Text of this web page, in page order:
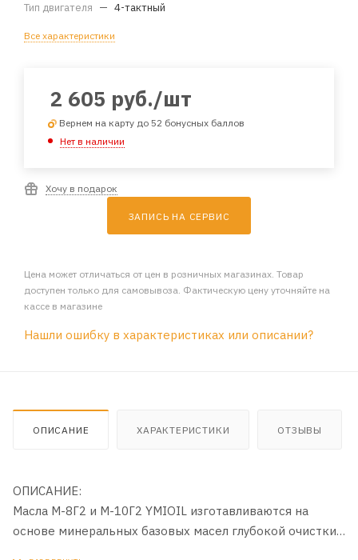
Тип двигателя — 4-тактный
Все характеристики
2 605 руб./шт
Вернем на карту до 52 бонусных баллов
Нет в наличии
Хочу в подарок
ЗАПИСЬ НА СЕРВИС
Цена может отличаться от цен в розничных магазинах. Товар
доступен только для самовывоза. Фактическую цену уточняйте на
кассе в магазине
Нашли ошибку в характеристиках или описании?
ОПИСАНИЕ ХАРАКТЕРИСТИКИ ОТЗЫВЫ
ОПИСАНИЕ:
Масла М-8Г2 и М-10Г2 YMIOIL изготавливаются на
основе минеральных базовых масел глубокой очистки